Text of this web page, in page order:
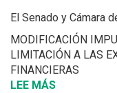
REUNION
ENTRE
LOS
MINISTROS
DE
El Senado y Cámara
MODIFICACIÓN
LIMITACIÓN A LAS
FINANCIERAS
LEE MÁS